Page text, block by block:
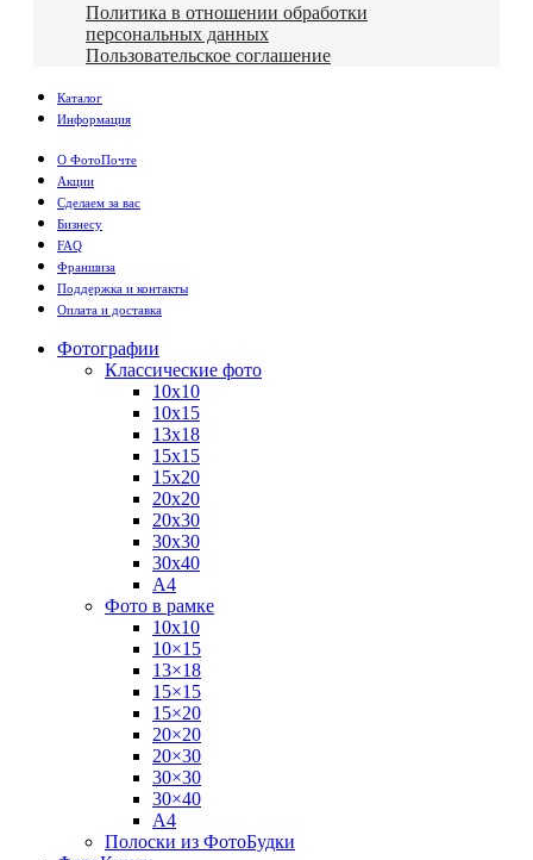
Политика в отношении обработки
персональных данных
Пользовательское соглашение
Каталог
Информация
О ФотоПочте
Акции
Сделаем за вас
Бизнесу
FAQ
Франшиза
Поддержка и контакты
Оплата и доставка
Фотографии
Классические фото
10х10
10х15
13х18
15х15
15х20
20х20
20х30
30х30
30х40
А4
Фото в рамке
10х10
10×15
13×18
15×15
15×20
20×20
20×30
30×30
30×40
A4
Полоски из ФотоБудки